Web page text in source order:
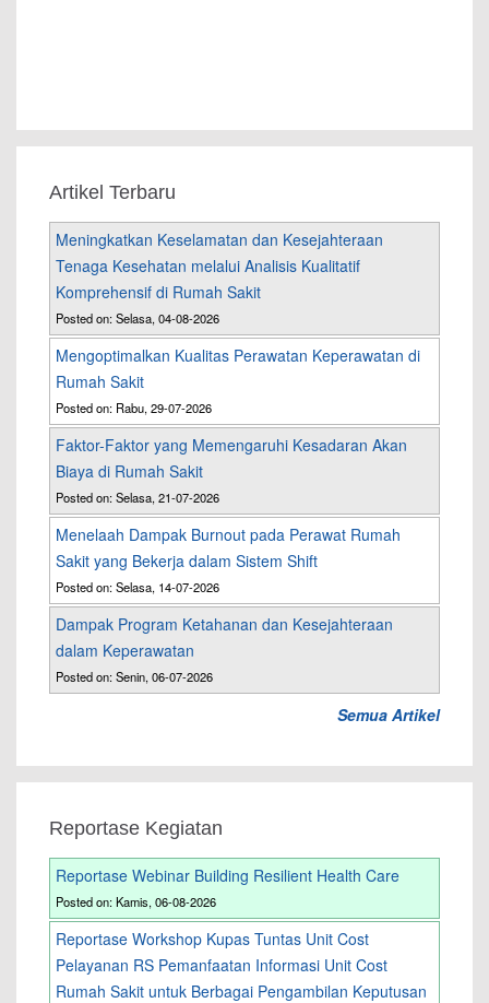
Artikel Terbaru
Meningkatkan Keselamatan dan Kesejahteraan
Tenaga Kesehatan melalui Analisis Kualitatif
Komprehensif di Rumah Sakit
Posted on: Selasa, 04-08-2026
Mengoptimalkan Kualitas Perawatan Keperawatan di
Rumah Sakit
Posted on: Rabu, 29-07-2026
Faktor-Faktor yang Memengaruhi Kesadaran Akan
Biaya di Rumah Sakit
Posted on: Selasa, 21-07-2026
Menelaah Dampak Burnout pada Perawat Rumah
Sakit yang Bekerja dalam Sistem Shift
Posted on: Selasa, 14-07-2026
Dampak Program Ketahanan dan Kesejahteraan
dalam Keperawatan
Posted on: Senin, 06-07-2026
Semua Artikel
Reportase Kegiatan
Reportase Webinar Building Resilient Health Care
Posted on: Kamis, 06-08-2026
Reportase Workshop Kupas Tuntas Unit Cost
Pelayanan RS Pemanfaatan Informasi Unit Cost
Rumah Sakit untuk Berbagai Pengambilan Keputusan